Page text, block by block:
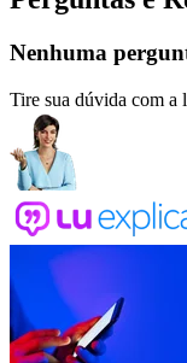
Nenhuma
Tire sua dúvida com a